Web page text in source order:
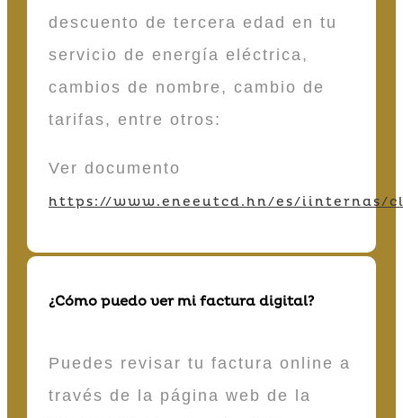
descuento de tercera edad en tu
servicio de energía eléctrica,
cambios de nombre, cambio de
tarifas, entre otros:
Ver documento
https://www.eneeutcd.hn/es/iinternas/
¿Cómo puedo ver mi factura digital?
Puedes revisar tu factura online a
través de la página web de la